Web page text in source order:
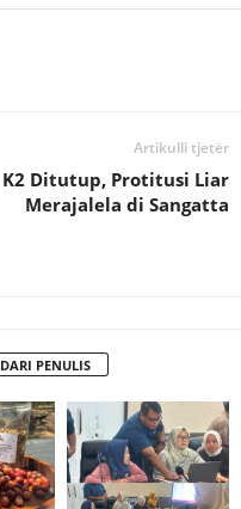
Artikulli tjetër
K2 Ditutup, Protitusi Liar
Merajalela di Sangatta
DARI PENULIS